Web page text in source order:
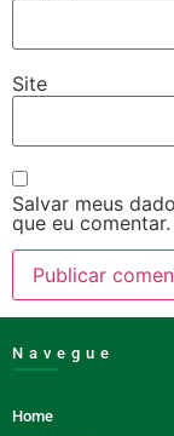
Site
Salvar meus
que eu comentar.
Navegue
Home